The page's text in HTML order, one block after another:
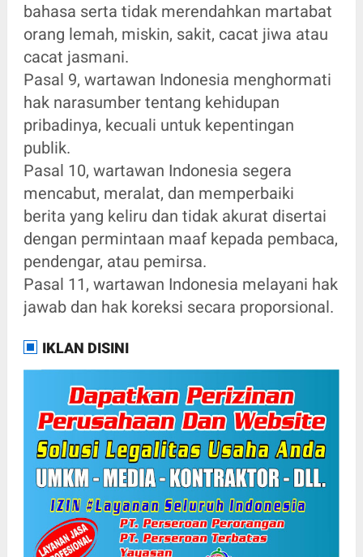
bahasa serta tidak merendahkan martabat
orang lemah, miskin, sakit, cacat jiwa atau
cacat jasmani.
Pasal 9, wartawan Indonesia menghormati
hak narasumber tentang kehidupan
pribadinya, kecuali untuk kepentingan
publik.
Pasal 10, wartawan Indonesia segera
mencabut, meralat, dan memperbaiki
berita yang keliru dan tidak akurat disertai
dengan permintaan maaf kepada pembaca,
pendengar, atau pemirsa.
Pasal 11, wartawan Indonesia melayani hak
jawab dan hak koreksi secara proporsional.
IKLAN DISINI